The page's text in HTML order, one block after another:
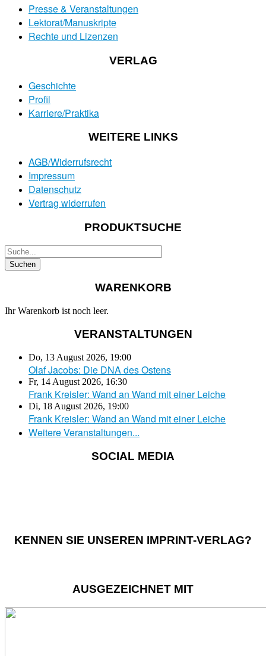
Presse & Veranstaltungen
Lektorat/Manuskripte
Rechte und Lizenzen
VERLAG
Geschichte
Profil
Karriere/Praktika
WEITERE LINKS
AGB/Widerrufsrecht
Impressum
Datenschutz
Vertrag widerrufen
PRODUKTSUCHE
WARENKORB
Ihr Warenkorb ist noch leer.
VERANSTALTUNGEN
Do, 13 August 2026, 19:00
Olaf Jacobs: Die DNA des Ostens
Fr, 14 August 2026, 16:30
Frank Kreisler: Wand an Wand mit einer Leiche
Di, 18 August 2026, 19:00
Frank Kreisler: Wand an Wand mit einer Leiche
Weitere Veranstaltungen...
SOCIAL MEDIA
KENNEN SIE UNSEREN IMPRINT-VERLAG?
AUSGEZEICHNET MIT